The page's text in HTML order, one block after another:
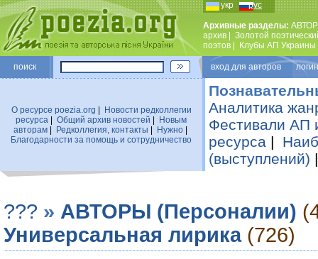
укр рус
Архивные разделы:
архив
Золотой
поэтов
Клубы АП Украины
поиск вход для авторов
О ресурсе poezia.org
Новости редколлегии
ресурса
Общий архив новостей
Новым
авторам| Редколлегия, контакты Нужно|
Благодарности за помощь и сотрудничество
Аналитика
Фестивали АП
ресурса |
(выступлений)
??? » АВТОРЫ (Персоналии)
Универсальная лирика (726)